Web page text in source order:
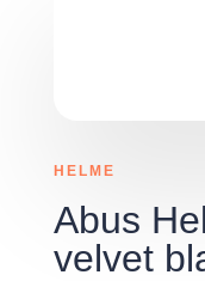
HELME
Abus
velvet